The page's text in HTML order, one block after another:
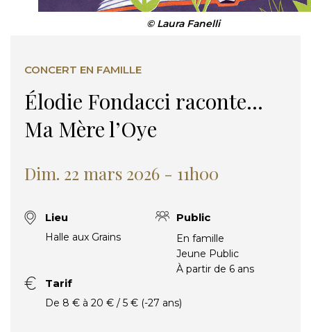
© Laura Fanelli
Élodie Fondacci raconte…
Ma Mère l’Oye
CONCERT EN FAMILLE
Dim. 22 mars 2026 - 11h00
Lieu
Halle aux Grains
Public
En famille
Jeune Public
À partir de 6 ans
Tarif
De 8 € à 20 € / 5 € (-27 ans)